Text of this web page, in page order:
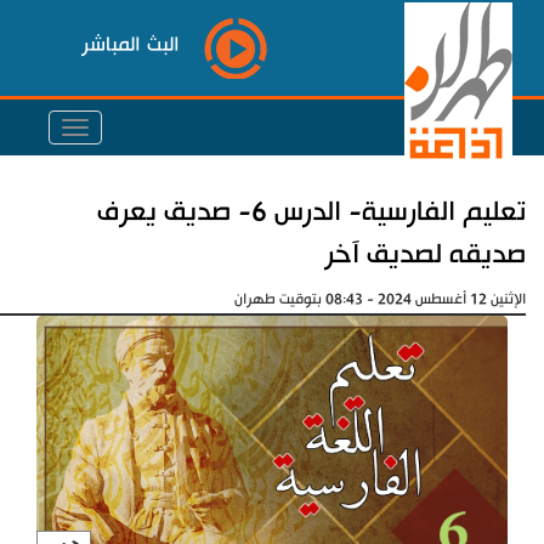
البث المباشر
تعليم الفارسية- الدرس 6- صديق يعرف
صديقه لصديق آخر
الإثنين 12 أغسطس 2024 - 08:43 بتوقيت طهران